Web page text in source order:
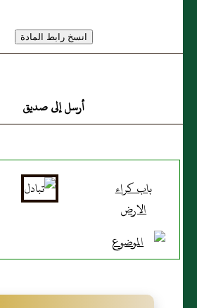
أرسل إلى صديق
باب كراء
الارض